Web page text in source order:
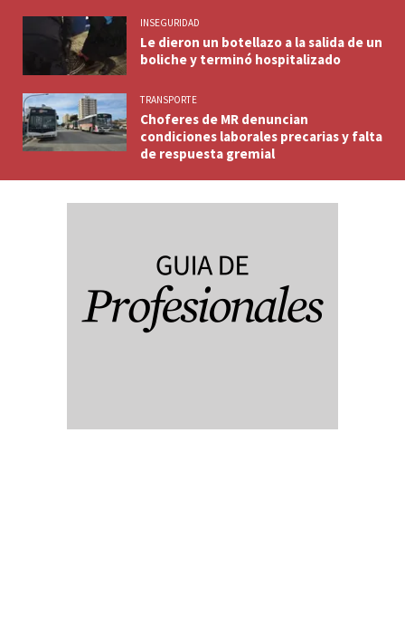
INSEGURIDAD
Le dieron un botellazo a la salida de un
boliche y terminó hospitalizado
TRANSPORTE
Choferes de MR denuncian
condiciones laborales precarias y falta
de respuesta gremial